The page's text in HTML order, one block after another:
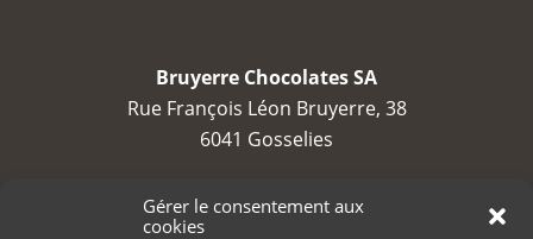
Gérer le consentement aux
cookies
Bruyerre Chocolates SA
Rue François Léon Bruyerre, 38
6041 Gosselies
TVA : BE 0688 794 525